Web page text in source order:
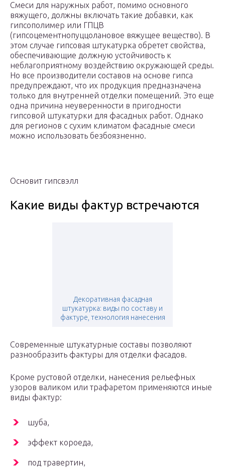
Смеси для наружных работ, помимо основного
вяжущего, должны включать такие добавки, как
гипсополимер или ГПЦВ
(гипсоцементнопуццолановое вяжущее вещество). В
этом случае гипсовая штукатурка обретет свойства,
обеспечивающие должную устойчивость к
неблагоприятному воздействию окружающей среды.
Но все производители составов на основе гипса
предупреждают, что их продукция предназначена
только для внутренней отделки помещений. Это еще
одна причина неуверенности в пригодности
гипсовой штукатурки для фасадных работ. Однако
для регионов с сухим климатом фасадные смеси
можно использовать безбоязненно.
Основит гипсвэлл
Какие виды фактур встречаются
Декоративная фасадная
штукатурка: виды по составу и
фактуре, технология нанесения
Современные штукатурные составы позволяют
разнообразить фактуры для отделки фасадов.
Кроме рустовой отделки, нанесения рельефных
узоров валиком или трафаретом применяются иные
виды фактур:
шуба,
эффект короеда,
под травертин,